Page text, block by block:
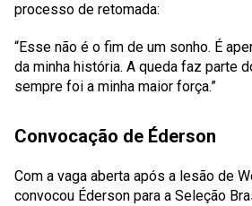
processo de retomada:
“Esse não é o fim de um sonho. É
da minha história. A queda faz parte
sempre foi a minha maior força.”
Convocação de Éderson
Com a vaga aberta após a lesão de
convocou Éderson para a Seleção